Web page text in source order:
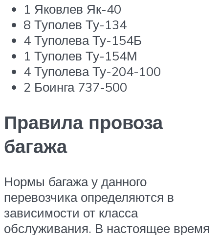
1 Яковлев Як-40
8 Туполев Ту-134
4 Туполева Ту-154Б
1 Туполев Ту-154М
4 Туполева Ту-204-100
2 Боинга 737-500
Правила провоза
багажа
Нормы багажа у данного
перевозчика определяются в
зависимости от класса
обслуживания. В настоящее время